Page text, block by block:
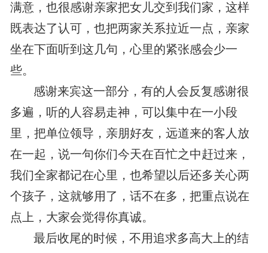
满意，也很感谢亲家把女儿交到我们家，这样
既表达了认可，也把两家关系拉近一点，亲家
坐在下面听到这几句，心里的紧张感会少一
些。
感谢来宾这一部分，有的人会反复感谢很
多遍，听的人容易走神，可以集中在一小段
里，把单位领导，亲朋好友，远道来的客人放
在一起，说一句你们今天在百忙之中赶过来，
我们全家都记在心里，也希望以后还多关心两
个孩子，这就够用了，话不在多，把重点说在
点上，大家会觉得你真诚。
最后收尾的时候，不用追求多高大上的结